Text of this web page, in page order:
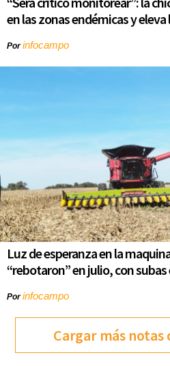
en las zonas endémicas y
Porinfocampo
Luz de esperanza en la
“rebotaron” en julio, con
Porinfocampo
Cargar más notas